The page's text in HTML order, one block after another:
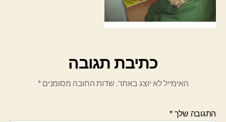
כתיבת תגובה
האימייל לא יוצג באתר. שדות החובה מסומנים*
התגובה שלך*